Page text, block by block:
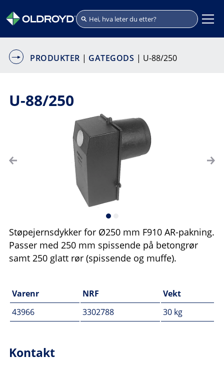
PRODUKTER | GATEGODS | U-88/250
U-88/250
Støpejernsdykker for Ø250 mm F910 AR-pakning.
Passer med 250 mm spissende på betongrør
samt 250 glatt rør (spissende og muffe).
Varenr NRF
Vekt
43966
3302788 30 kg
Kontakt